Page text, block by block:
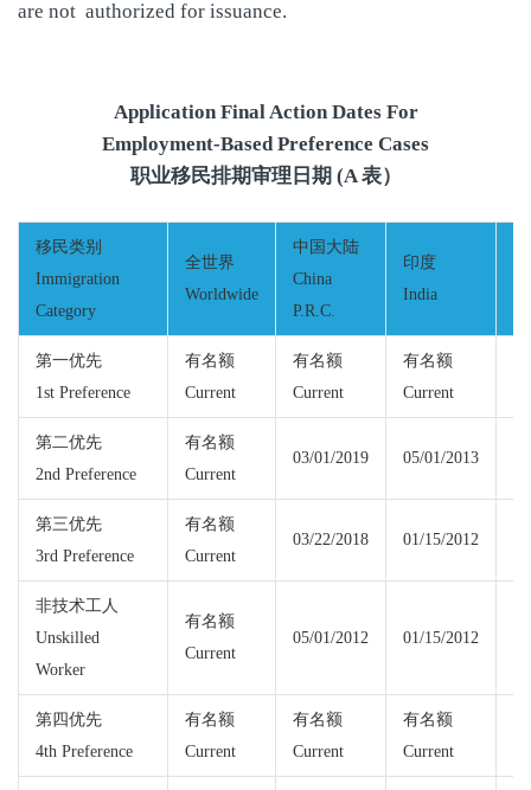
are not authorized for issuance.
Application Final Action Dates For
Employment-Based Preference Cases
职业移民排期审理日期 (A 表）
移民类别
Immigration
Category
全世界
Worldwide
中国大陆
China
P.R.C.
印度
India
第一优先
1st Preference
有名额
Current
有名额
Current
有名额
Current
第二优先
2nd Preference
有名额
Current
03/01/2019 05/01/2013
第三优先
3rd Preference
有名额
Current
03/22/2018 01/15/2012
非技术工人
Unskilled
Worker
有名额
Current
05/01/2012 01/15/2012
第四优先
4th Preference
有名额
Current
有名额
Current
有名额
Current